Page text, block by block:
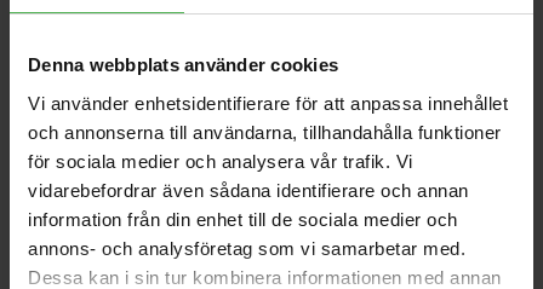
Denna webbplats använder cookies
Vi använder enhetsidentifierare för att anpassa innehållet
och annonserna till användarna, tillhandahålla funktioner
för sociala medier och analysera vår trafik. Vi
vidarebefordrar även sådana identifierare och annan
information från din enhet till de sociala medier och
annons- och analysföretag som vi samarbetar med.
Dessa kan i sin tur kombinera informationen med annan
Angled 3m
129 kr 5490 kr
BETA57A
1690 kr
Microphone Case Road 7
Microphones black
Microphone Stand 85-
157cm bk
489 kr
A-302 BK EU-BB
366 kr